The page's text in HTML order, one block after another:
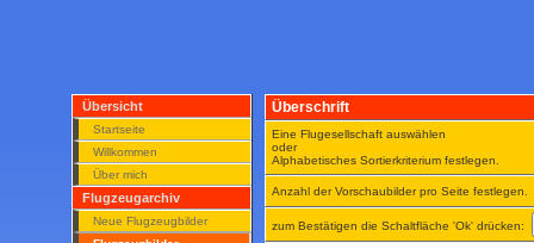
Übersicht
Startseite
Willkommen
Über mich
Flugzeugarchiv
Neue Flugzeugbilder
Überschrift
Eine Flugesellschaft auswählen
oder
Alphabetisches Sortierkriterium festlegen.
Anzahl der Vorschaubilder pro Seite festlegen.
zum Bestätigen die Schaltfläche 'Ok' drücken: